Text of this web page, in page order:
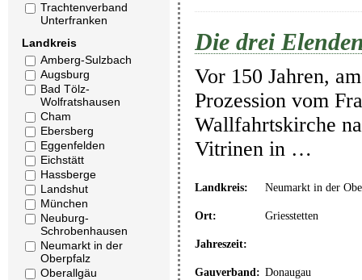
Trachtenverband
Unterfranken
Landkreis
Amberg-Sulzbach
Augsburg
Bad Tölz-
Wolfratshausen
Cham
Ebersberg
Eggenfelden
Eichstätt
Hassberge
Landshut
München
Neuburg-
Schrobenhausen
Neumarkt in der
Oberpfalz
Oberallgäu
Die drei
Vor 150 Jahren,
Prozession vom
Wallfahrtskirche
Vitrinen in …
Landkreis: Neumarkt in der
Ort: Griesstetten
Jahreszeit:
Gauverband: Donaugau